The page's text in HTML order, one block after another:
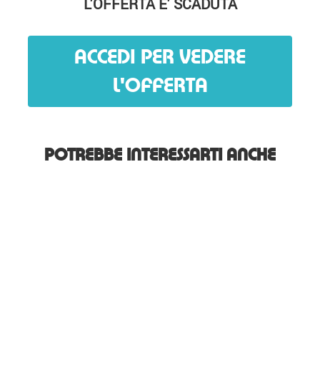
L'OFFERTA E' SCADUTA
ACCEDI PER VEDERE
L'OFFERTA
POTREBBE INTERESSARTI ANCHE